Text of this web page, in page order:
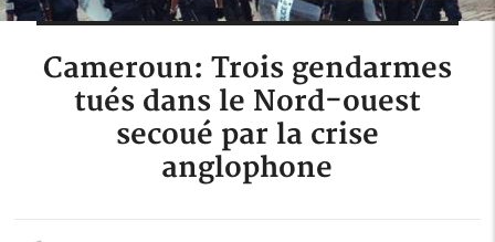
Cameroun: Trois gendarmes
tués dans le Nord-ouest
secoué par la crise
anglophone